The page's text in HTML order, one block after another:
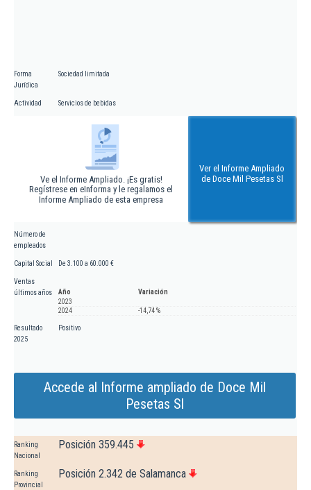
Forma
Jurídica
Sociedad limitada
Actividad Servicios de bebidas
Ve el Informe Ampliado. ¡Es gratis!
Regístrese en eInforma y le regalamos el
Informe Ampliado de esta empresa
Ver el Informe Ampliado
de Doce Mil Pesetas Sl
Número de
empleados
Capital Social De 3.100 a 60.000 €
Ventas
últimos años
Año
Variación
2023
2024
-14,74 %
Resultado
2025
Positivo
Accede al Informe ampliado de Doce Mil
Pesetas Sl
Ranking
Nacional
Posición 359.445
Ranking
Provincial
Posición 2.342 de Salamanca